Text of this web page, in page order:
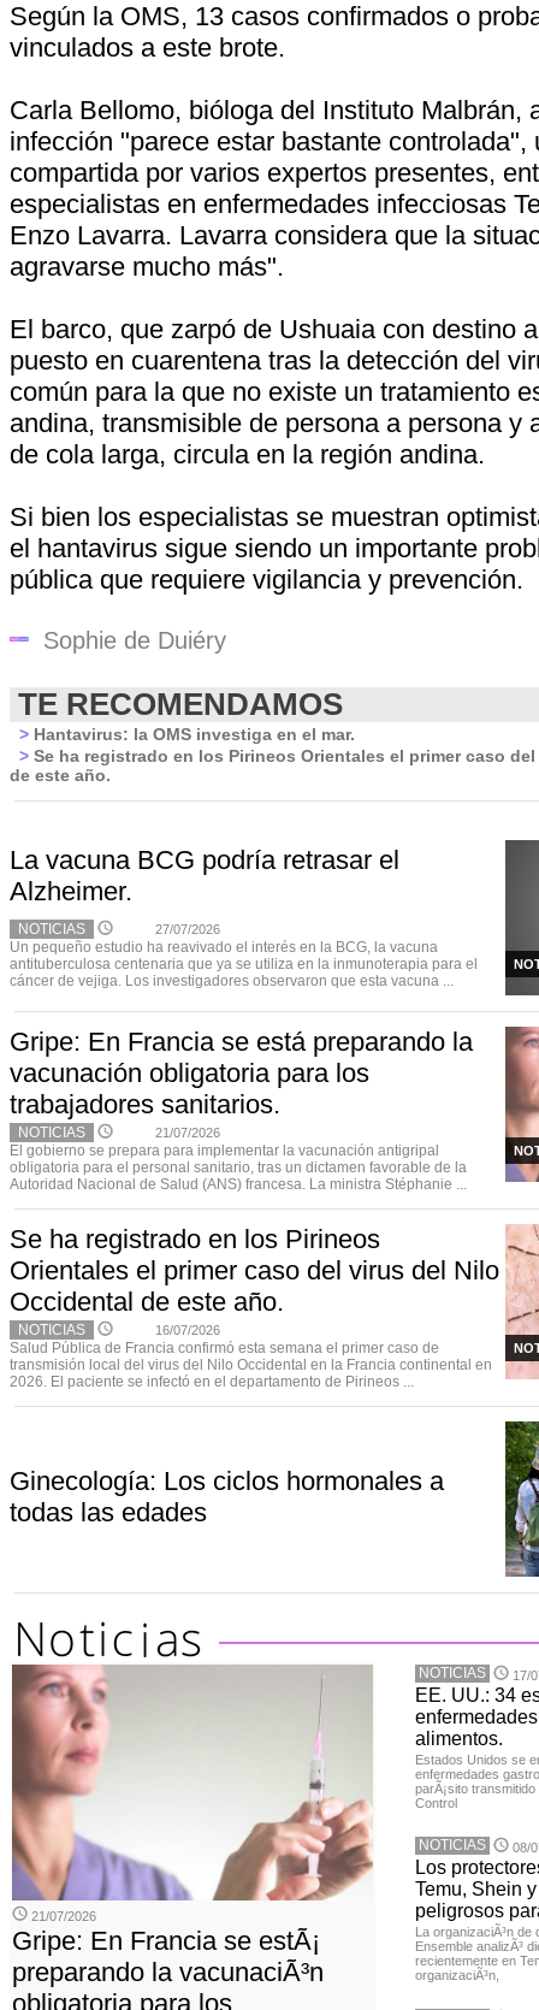
Según la OMS, 13 casos confirmados o
vinculados a este brote.
Carla Bellomo, bióloga del Instituto Malbrán,
infección "parece estar bastante controlada",
compartida por varios expertos presentes,
especialistas en enfermedades infecciosas
Enzo Lavarra. Lavarra considera que la
agravarse mucho más".
El barco, que zarpó de Ushuaia con destino
puesto en cuarentena tras la detección del
común para la que no existe un tratamiento
andina, transmisible de persona a persona y
de cola larga, circula en la región andina.
Si bien los especialistas se muestran
el hantavirus sigue siendo un importante
pública que requiere vigilancia y prevención.
Sophie de Duiéry
TE RECOMENDAMOS
> Hantavirus: la OMS investiga en el mar.
> Se ha registrado en los Pirineos Orientales el primer caso
de este año.
La vacuna BCG podría retrasar el
Alzheimer.
NOTICIAS 27/07/2026
Un pequeño estudio ha reavivado el interés en la BCG, la vacuna
antituberculosa centenaria que ya se utiliza en la inmunoterapia para el
cáncer de vejiga. Los investigadores observaron que esta vacuna ...
Gripe: En Francia se está preparando la
vacunación obligatoria para los
trabajadores sanitarios.
NOTICIAS 21/07/2026
El gobierno se prepara para implementar la vacunación antigripal
obligatoria para el personal sanitario, tras un dictamen favorable de la
Autoridad Nacional de Salud (ANS) francesa. La ministra Stéphanie ...
Se ha registrado en los Pirineos
Orientales el primer caso del virus del Nilo
Occidental de este año.
NOTICIAS 16/07/2026
Salud Pública de Francia confirmó esta semana el primer caso de
transmisión local del virus del Nilo Occidental en la Francia continental en
2026. El paciente se infectó en el departamento de Pirineos ...
Ginecología: Los ciclos hormonales a
todas las edades
21/07/2026
Gripe: En Francia se estÃ¡
preparando la vacunaciÃ³n
obligatoria para los
NOTICIAS 17/
EE. UU.: 34
alimentos.
Estados Unidos se
enfermedades
parÃ¡sito
Control
NOTICIAS 08/
Los
Temu, Shein
peligrosos
La organizaciÃ³n
Ensemble analizÃ³
recientemente en
organizaciÃ³n,